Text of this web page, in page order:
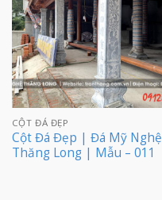
CỘT ĐÁ ĐẸP
Cột Đá Đẹp | Đá Mỹ Nghệ
Thăng Long | Mẫu – 011